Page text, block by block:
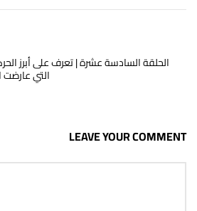
الحلقة السادسة عشرة | تعرف على أبرز
التي عارضت
LEAVE YOUR COMMENT